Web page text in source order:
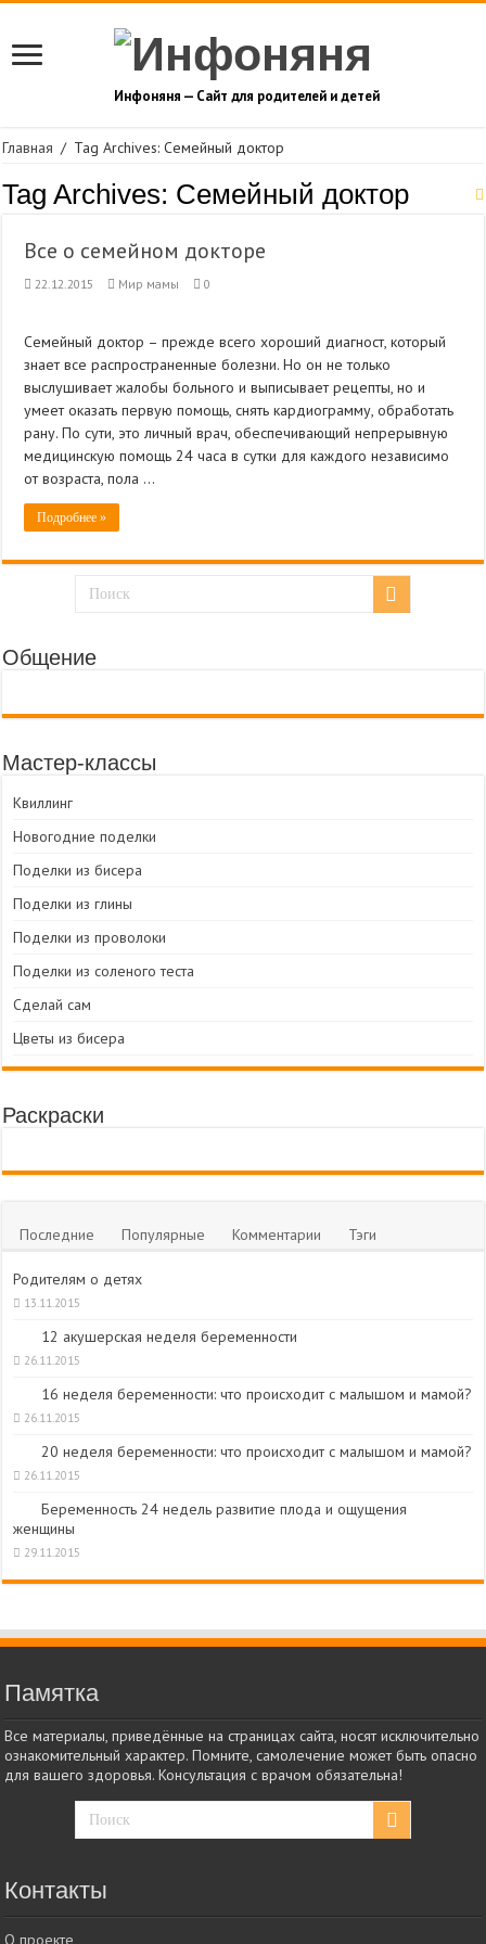
Инфоняня — Сайт для родителей и детей
Главная / Tag Archives: Семейный доктор
Tag Archives: Семейный доктор
Все о семейном докторе
22.12.2015 Мир мамы 0
Семейный доктор – прежде всего хороший диагност, который
знает все распространенные болезни. Но он не только
выслушивает жалобы больного и выписывает рецепты, но и
умеет оказать первую помощь, снять кардиограмму, обработать
рану. По сути, это личный врач, обеспечивающий непрерывную
медицинскую помощь 24 часа в сутки для каждого независимо
от возраста, пола …
Подробнее »
Общение
Мастер-классы
Квиллинг
Новогодние поделки
Поделки из бисера
Поделки из глины
Поделки из проволоки
Поделки из соленого теста
Сделай сам
Цветы из бисера
Раскраски
Последние Популярные Комментарии Тэги
Родителям о детях
13.11.2015
12 акушерская неделя беременности
26.11.2015
16 неделя беременности: что происходит с малышом и мамой?
26.11.2015
20 неделя беременности: что происходит с малышом и мамой?
26.11.2015
Беременность 24 недель развитие плода и ощущения
женщины
29.11.2015
Памятка
Все материалы, приведённые на страницах сайта, носят исключительно
ознакомительный характер. Помните, самолечение может быть опасно
для вашего здоровья. Консультация с врачом обязательна!
Контакты
О проекте